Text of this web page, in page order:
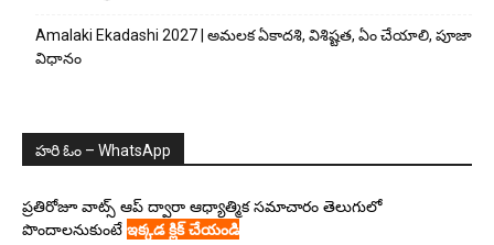
Amalaki Ekadashi 2027 | అమలక ఏకాదశి, విశిష్టత, ఏం చేయాలి, పూజా
విధానం
హరి ఓం – WhatsApp
ప్రతిరోజూ వాట్స్ ఆప్ ద్వారా ఆధ్యాత్మిక సమాచారం తెలుగులో
పొందాలనుకుంటే ఇక్కడ క్లిక్ చేయండి